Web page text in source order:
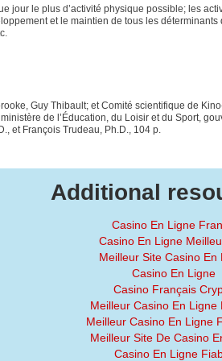
jour le plus d’activité physique possible; les
et le maintien de tous les
Guy Thibault; et Comité scientifique de
de l’Éducation, du Loisir et du Sport,
et François Trudeau, Ph.D., 104 p.
Additional
Casino En Ligne
Casino En Ligne
Meilleur Site Casino En
Casino En Ligne
Casino Français
Meilleur Casino En Ligne
Meilleur Casino En Ligne
Meilleur Site De Casino
Casino En Ligne